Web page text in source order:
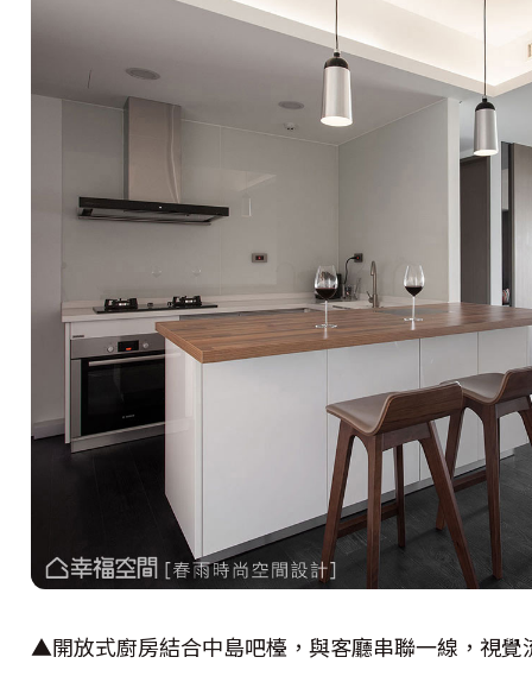
▲開放式廚房結合中島吧檯，與客廳串聯一線，視覺